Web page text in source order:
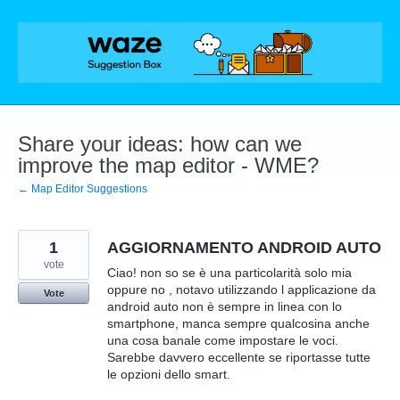
Skip
Share your ideas: how can we
improve the map editor - WME?
← Map Editor Suggestions
AGGIORNAMENTO ANDROID AUTO
Ciao! non so se è una particolarità solo mia
oppure no , notavo utilizzando l applicazione da
android auto non è sempre in linea con lo
smartphone, manca sempre qualcosina anche
una cosa banale come impostare le voci.
Sarebbe davvero eccellente se riportasse tutte
le opzioni dello smart.
1
vote
Vote